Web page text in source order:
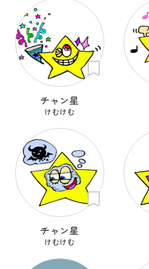
チャン星
けむけむ
チャン星
けむけむ